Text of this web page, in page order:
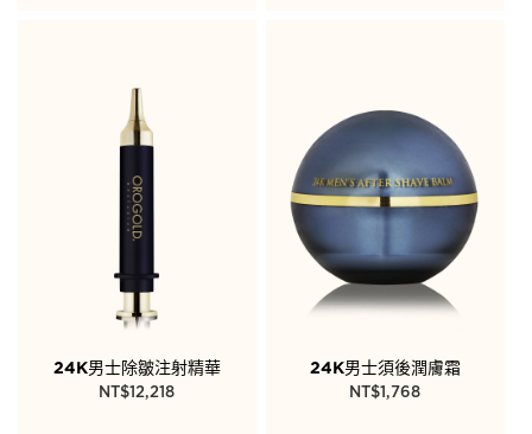
24K男士除皺注射精華
NT$ 12,218
24K男士須後潤膚霜
NT$ 1,768